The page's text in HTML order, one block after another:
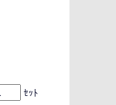
ｾｯﾄ